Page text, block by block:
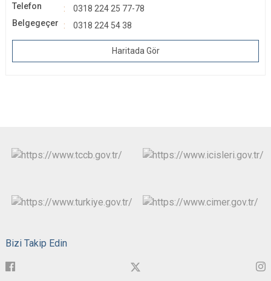
Telefon
0318 224 25 77-78
Belgegeçer
0318 224 54 38
Haritada Gör
Bizi Takip Edin